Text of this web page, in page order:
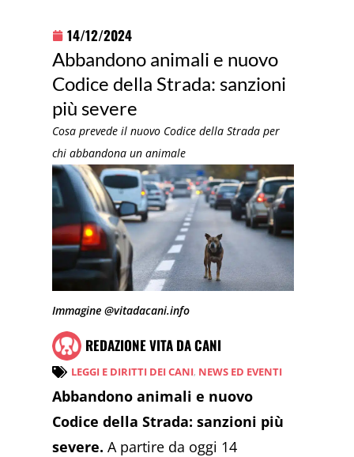
14/12/2024
Abbandono animali e nuovo
Codice della Strada: sanzioni
più severe
Cosa prevede il nuovo Codice della Strada per
chi abbandona un animale
Immagine @vitadacani.info
REDAZIONE VITA DA CANI
LEGGI E DIRITTI DEI CANI, NEWS ED EVENTI
Abbandono animali e nuovo
Codice della Strada: sanzioni più
severe.A partire da oggi 14